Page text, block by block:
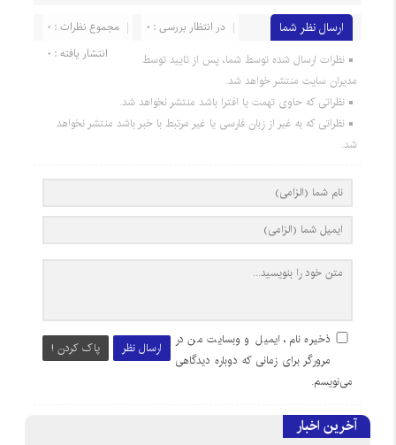
ارسال نظر شما
مجموع نظرات : 0
در انتظار بررسی : 0
انتشار یافته : 0
نظرات ارسال شده توسط شما، پس از تایید توسط
مدیران سایت منتشر خواهد شد.
نظراتی که حاوی تهمت یا افترا باشد منتشر نخواهد شد.
نظراتی که به غیر از زبان فارسی یا غیر مرتبط با خبر باشد منتشر نخواهد
شد.
ارسال نظر پاک کردن !
ذخیره نام، ایمیل و وبسایت من در
مرورگر برای زمانی که دوباره دیدگاهی
می‌نویسم.
آخرین اخبار